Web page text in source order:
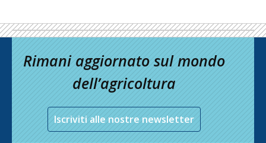
Rimani aggiornato sul mondo
dell’agricoltura
Iscriviti alle nostre newsletter